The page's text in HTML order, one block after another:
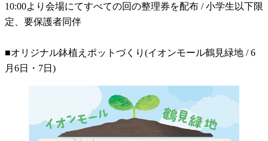
10:00より会場にてすべての回の整理券を配布 / 小学生以下限
定、要保護者同伴
■オリジナル鉢植えポットづくり(イオンモール鶴見緑地 / 6
月6日・7日)